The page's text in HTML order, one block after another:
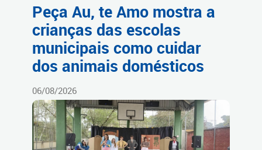
Peça Au, te Amo mostra a
crianças das escolas
municipais como cuidar
dos animais domésticos
06/08/2026